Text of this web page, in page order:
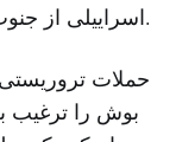
اسراییلی از جنوب لبنان در سال ۲۰۰۰ بیشتر شده است.
بوش را